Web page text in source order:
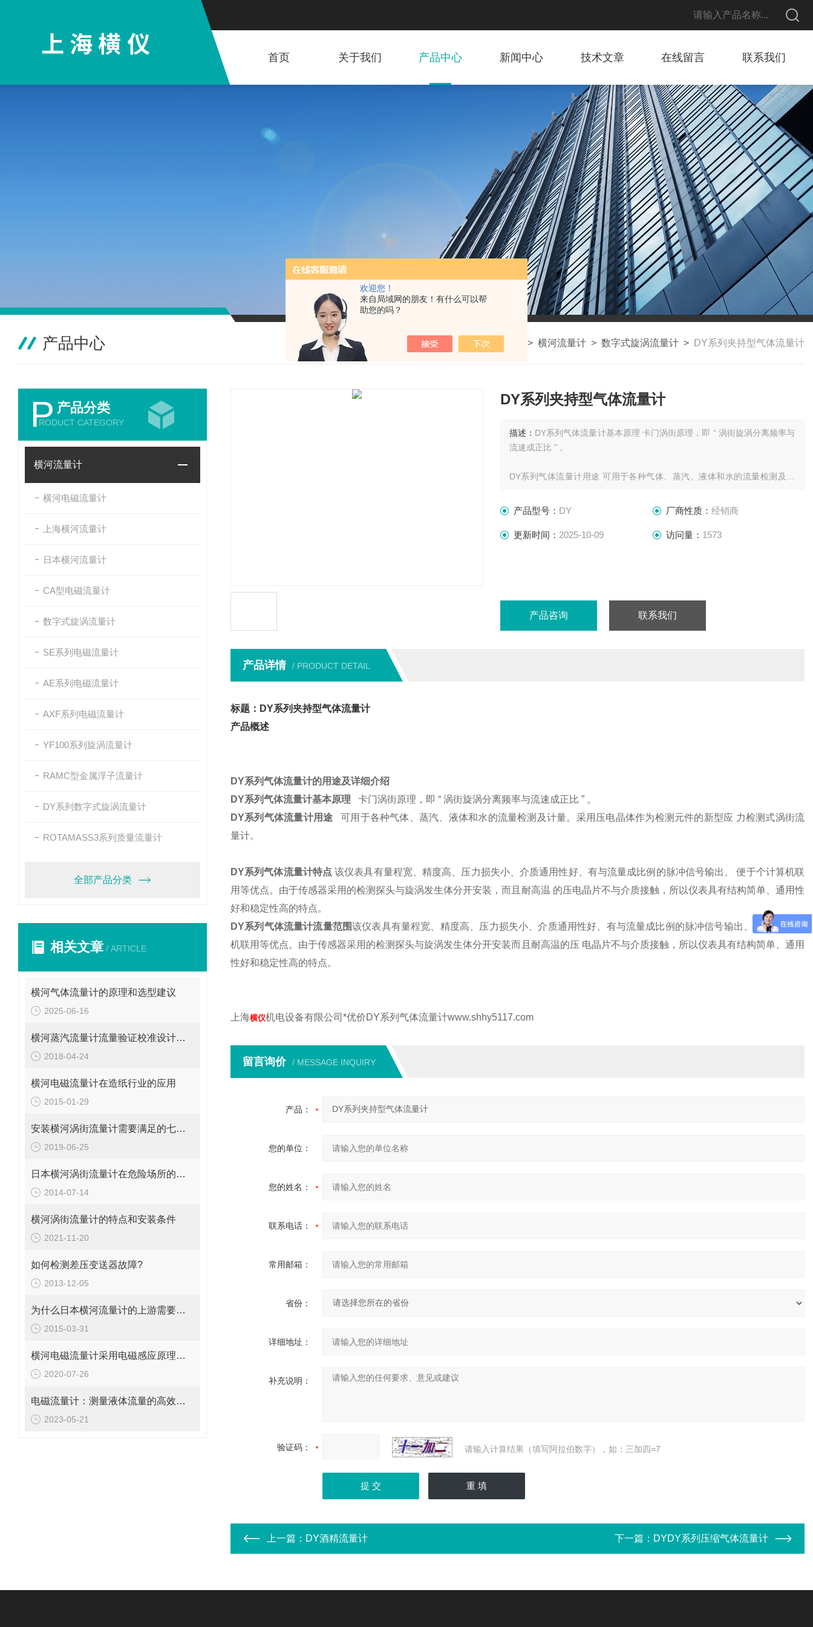
欢迎您！
来自局域网的朋友！有什么可以帮
助您的吗？
首页 关于我们 产品中心 新闻中心 技术文章 在线留言 联系我们
产品中心 我的位置： >产品中心 > 横河流量计 > 数字式旋涡流量计 > DY系列夹持型气体流量计
P 产品分类
RODUCT CATEGORY
横河流量计
横河电磁流量计
上海横河流量计
日本横河流量计
CA型电磁流量计
数字式旋涡流量计
SE系列电磁流量计
AE系列电磁流量计
AXF系列电磁流量计
YF100系列旋涡流量计
RAMC型金属浮子流量计
DY系列数字式旋涡流量计
ROTAMASS3系列质量流量计
全部产品分类
相关文章 / ARTICLE
横河气体流量计的原理和选型建议
2025-06-16
横河蒸汽流量计流量验证校准设计合理
2018-04-24
横河电磁流量计在造纸行业的应用
2015-01-29
安装横河涡街流量计需要满足的七个条件
2019-06-25
日本横河涡街流量计在危险场所的防爆等级
2014-07-14
横河涡街流量计的特点和安装条件
2021-11-20
如何检测差压变送器故障?
2013-12-05
为什么日本横河流量计的上游需要一定长度的直管段？
2015-03-31
横河电磁流量计采用电磁感应原理测量介质
2020-07-26
电磁流量计：测量液体流量的高效工具
2023-05-21
DY系列夹持型气体流量计
描述： DY系列气体流量计基本原理 卡门涡街原理，即 “ 涡街旋涡分离频率与
流速成正比 " 。
DY系列气体流量计用途 可用于各种气体、蒸汽、液体和水的流量检测及计
产品型号： DY 厂商性质： 经销商
更新时间： 2025-10-09 访问量： 1573
产品咨询 联系我们
产品详情 / PRODUCT DETAIL
标题：DY系列夹持型气体流量计
产品概述
DY系列气体流量计的用途及详细介绍
DY系列气体流量计基本原理
卡门涡街原理，即 “ 涡街旋涡分离频率与流速成正比 ” 。
DY系列气体流量计用途
可用于各种气体、蒸汽、液体和水的流量检测及计量。采用压电晶体作为检测元件的新型应 力检测式涡街流
量计。
DY系列气体流量计特点 该仪表具有量程宽、精度高、压力损失小、介质通用性好、有与流量成比例的脉冲信号输出、 便于个计算机联
用等优点。由于传感器采用的检测探头与旋涡发生体分开安装，而且耐高温 的压电晶片不与介质接触，所以仪表具有结构简单、通用性
好和稳定性高的特点。
DY系列气体流量计流量范围该仪表具有量程宽、精度高、压力损失小、介质通用性好、有与流量成比例的脉冲信号输出、 便于个计算
机联用等优点。由于传感器采用的检测探头与旋涡发生体分开安装而且耐高温的压 电晶片不与介质接触，所以仪表具有结构简单、通用
性好和稳定性高的特点。
上海横仪机电设备有限公司*优价DY系列气体流量计www.shhy5117.com
留言询价 / MESSAGE INQUIRY
产品：
您的单位：
您的姓名：
联系电话：
常用邮箱：
省份：
详细地址：
补充说明：
验证码： 请输入计算结果（填写阿拉伯数字），如：三加四=7
上一篇： DY酒精流量计 下一篇： DYDY系列压缩气体流量计